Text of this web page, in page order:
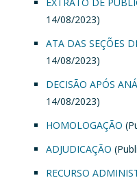
14/08/2023)
ATA DAS SEÇÕES
14/08/2023)
DECISÃO APÓS
14/08/2023)
HOMOLOGAÇÃO
ADJUDICAÇÃO
RECURSO